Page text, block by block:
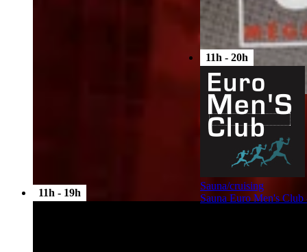
11h - 19h
Cruising
Club 87 - Nancy
11h - 20h
Sauna/cruising
Sauna Euro Men's Club